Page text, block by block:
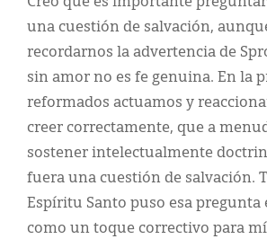
una cuestión de salvación,
recordarnos la advertencia de
sin amor no es fe genuina. En la
reformados actuamos y
creer correctamente, que a
sostener intelectualmente
fuera una cuestión de salvación.
Espíritu Santo puso esa pregunta
como un toque correctivo para